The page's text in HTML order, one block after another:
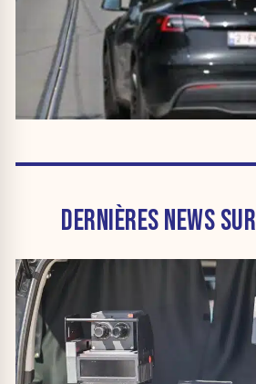
DERNIÈRES NEWS SUR